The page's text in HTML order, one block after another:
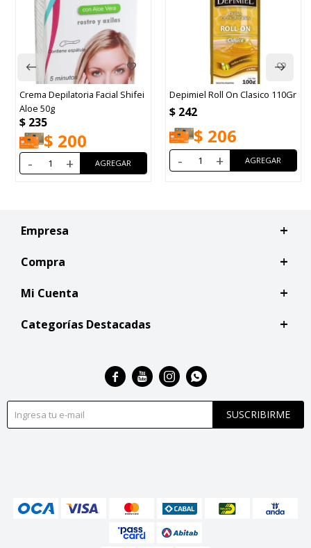
Crema Depilatoria Facial Shifei
Aloe 50g
$ 235
$ 200
- +
Depimiel Roll On Clasico 110Gr
$ 242
$ 206
- +
Empresa
Compra
Mi Cuenta
Categorías Destacadas
SUSCRIBIRME
   